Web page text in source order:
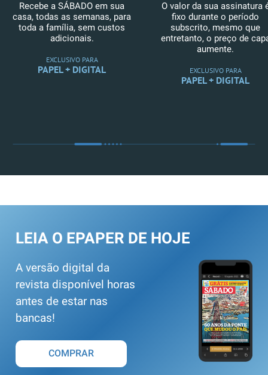
Recebe a SÁBADO em sua
casa, todas as semanas, para
toda a família, sem custos
adicionais.
EXCLUSIVO PARA
PAPEL + DIGITAL
O valor da sua assinatura
fixo durante o período
subscrito, mesmo que
entretanto, o preço de
aumente.
EXCLUSIVO PARA
PAPEL + DIGITAL
LEIA O EPAPER DE HOJE
A versão digital da
revista disponível horas
antes de estar nas
bancas!
COMPRAR